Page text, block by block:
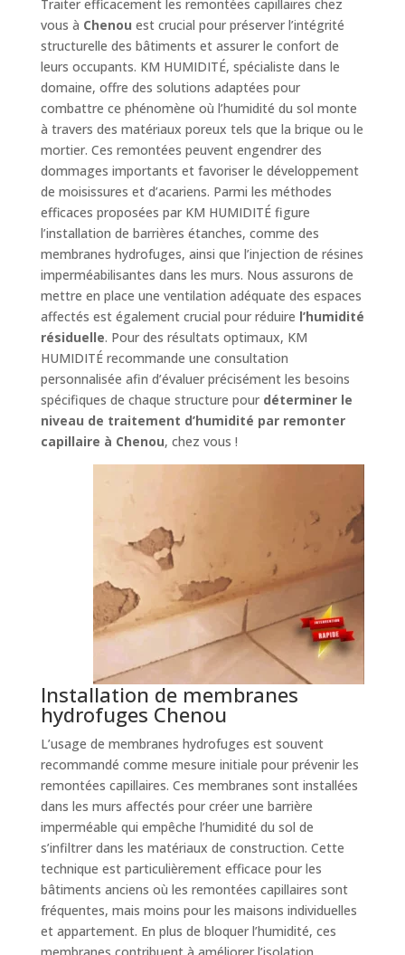
Traiter efficacement les remontées capillaires chez
vous à Chenou est crucial pour préserver l’intégrité
structurelle des bâtiments et assurer le confort de
leurs occupants. KM HUMIDITÉ, spécialiste dans le
domaine, offre des solutions adaptées pour
combattre ce phénomène où l’humidité du sol monte
à travers des matériaux poreux tels que la brique ou le
mortier. Ces remontées peuvent engendrer des
dommages importants et favoriser le développement
de moisissures et d’acariens. Parmi les méthodes
efficaces proposées par KM HUMIDITÉ figure
l’installation de barrières étanches, comme des
membranes hydrofuges, ainsi que l’injection de résines
imperméabilisantes dans les murs. Nous assurons de
mettre en place une ventilation adéquate des espaces
affectés est également crucial pour réduire l’humidité
résiduelle. Pour des résultats optimaux, KM
HUMIDITÉ recommande une consultation
personnalisée afin d’évaluer précisément les besoins
spécifiques de chaque structure pour déterminer le
niveau de traitement d’humidité par remonter
capillaire à Chenou, chez vous !
Installation de membranes
hydrofuges Chenou
L’usage de membranes hydrofuges est souvent
recommandé comme mesure initiale pour prévenir les
remontées capillaires. Ces membranes sont installées
dans les murs affectés pour créer une barrière
imperméable qui empêche l’humidité du sol de
s’infiltrer dans les matériaux de construction. Cette
technique est particulièrement efficace pour les
bâtiments anciens où les remontées capillaires sont
fréquentes, mais moins pour les maisons individuelles
et appartement. En plus de bloquer l’humidité, ces